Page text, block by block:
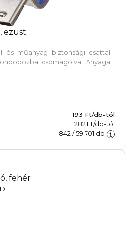
ezüst
és műanyag biztonsági csattal.
csomagolva. Anyaga:
193 Ft/db-tól
282 Ft/db-tól
842 /59 701 db
fehér